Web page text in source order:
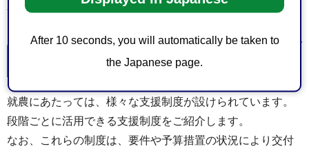
After 10 seconds, you will automatically be taken to
the Japanese page.
含めた準備期間が必要です。
補助金等の支援制度
就農にあたっては、様々な支援制度が設けられています。
段階ごとに活用できる支援制度をご紹介します。
なお、これらの制度は、要件や予算措置の状況により交付